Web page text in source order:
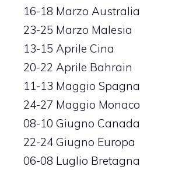
16-18 Marzo Australia
23-25 Marzo Malesia
13-15 Aprile Cina
20-22 Aprile Bahrain
11-13 Maggio Spagna
24-27 Maggio Monaco
08-10 Giugno Canada
22-24 Giugno Europa
06-08 Luglio Bretagna